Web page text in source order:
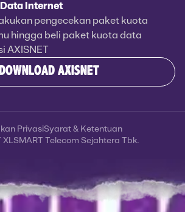
Data Internet
pengecekan paket kuota
hingga beli paket kuota data
AXISNET
DOWNLOAD AXISNET
Telecom Sejahtera Tbk.
PrivasiSyarat & Ketentuan